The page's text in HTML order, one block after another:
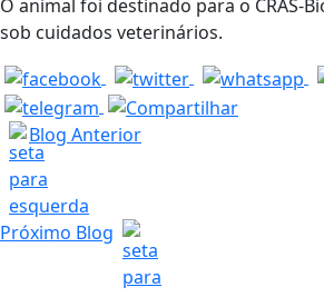
O animal foi destinado para o CRAS-
sob cuidados veterinários.
Blog Anterior
Próximo Blog